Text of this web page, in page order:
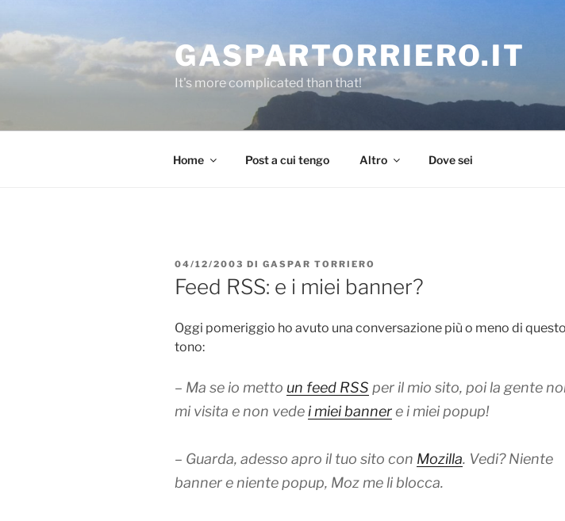
contenuto
GASPARTORRIERO.IT
It's more complicated than that!
Home Post a cui tengo Altro Dove sei
PUBBLICATO
IL
04/12/2003 DI GASPAR TORRIERO
Feed RSS: e i miei banner?
Oggi pomeriggio ho avuto una conversazione più o meno di questo
tono:
– Ma se io metto un feed RSS per il mio sito, poi la gente
mi visita e non vedei miei bannere i miei popup!
– Guarda, adesso apro il tuo sito con Mozilla. Vedi? Niente
banner e niente popup, Moz me li blocca.